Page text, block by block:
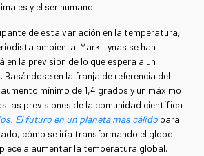
y el ser humano.
de esta variación en la temperatura,
ambiental Mark Lynas se han
en la previsión de lo que espera a un
Basándose en la franja de referencia del
mínimo de 1,4 grados y un máximo
las previsiones de la comunidad científica
El futuro en un planeta más cálido para
cómo se iría transformando el globo
a aumentar la temperatura global.